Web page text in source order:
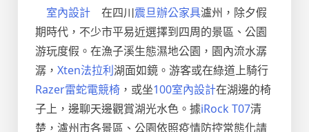
室內設計 在四川震旦辦公家具瀘州，除夕假
期時代，不少市平易近選擇到四周的景區、公園
游玩度假。在漁子溪生態濕地公園，園內流水潺
潺， Xten法拉利湖面如鏡。游客或在綠道上騎行
Razer雷蛇電競椅 ，或坐100室內設計在湖邊的椅
子上，邊聊天邊觀賞湖光水色。據iRock T07清
楚，瀘州市各景區、公園依照疫情防控常態化請